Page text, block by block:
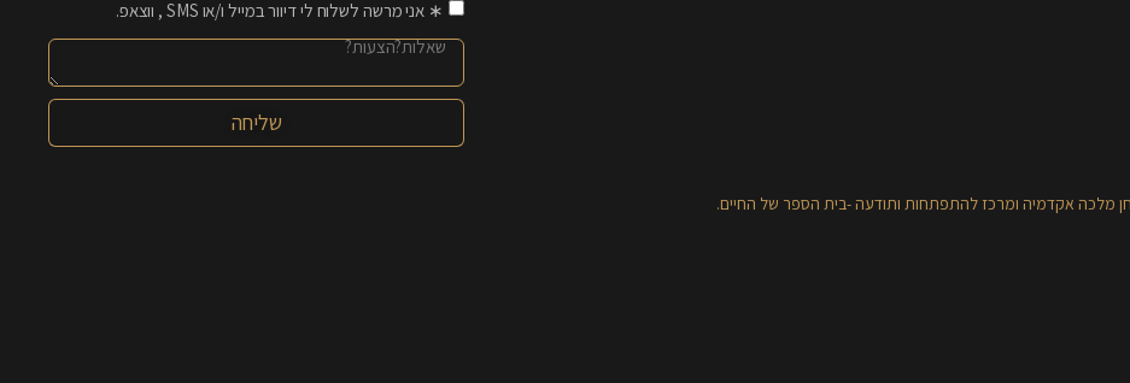
∗ אני מרשה לשלוח לי דיוור במייל ו/או SMS , ווצאפ.
שליחה